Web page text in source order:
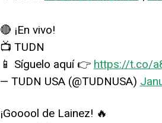
🔴 ¡En vivo!
📺 TUDN
📱 Síguelo aquí 👉 https://t.co/
— TUDN USA (@TUDNUSA)
¡Gooool de Lainez! 🔥